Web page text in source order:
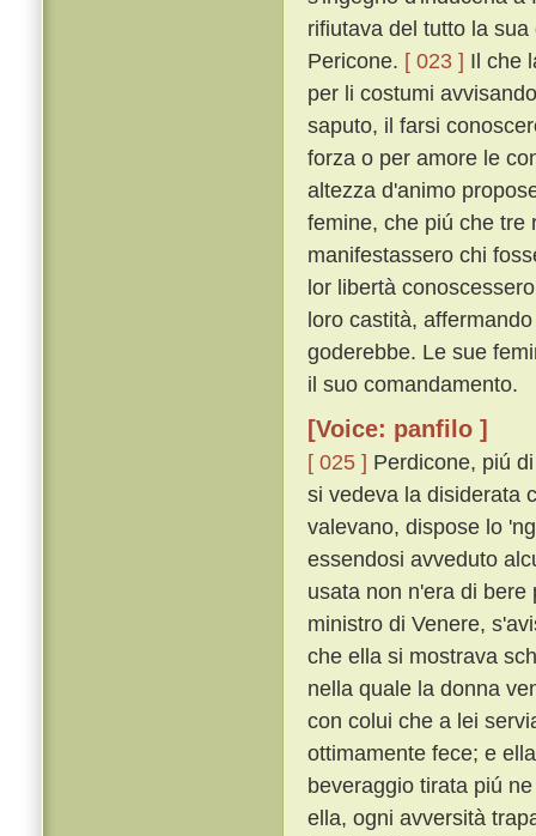
rifiutava del tutto la
Pericone. [ 023 ] Il che
per li costumi
saputo, il farsi
forza o per amore le
altezza d'animo
femine, che piú che tre
manifestassero chi
lor libertà
loro castità,
goderebbe. Le sue
il suo comandamento.
[Voice: panfilo ]
[ 025 ] Perdicone, piú
si vedeva la disiderata
valevano, dispose lo
essendosi avveduto
usata non n'era di
ministro di Venere,
che ella si mostrava
nella quale la donna
con colui che a lei
ottimamente fece; e
beveraggio tirata piú
ella, ogni avversità